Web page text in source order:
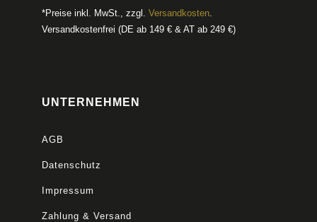
*Preise inkl. MwSt., zzgl. Versandkosten.
Versandkostenfrei (DE ab 149 € & AT ab 249 €)
UNTERNEHMEN
AGB
Datenschutz
Impressum
Zahlung & Versand